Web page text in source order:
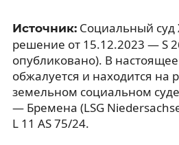
Источник:Социальный суд
решение от 15.12.2023 — S
опубликовано). В
обжалуется и находится на
земельном социальном
— Бремена (LSG
L 11 AS 75/24.